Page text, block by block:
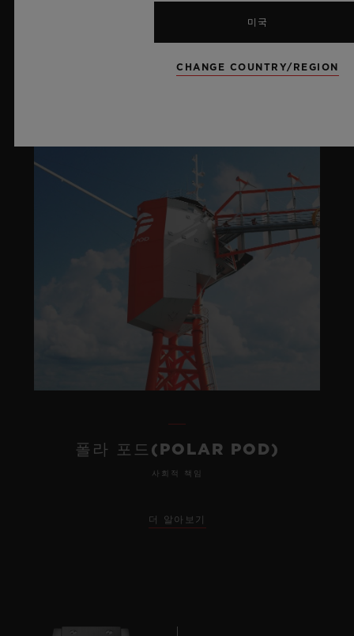
SOCIAL RESPONSIBILITY
폴라 포드(POLAR POD)
사회적 책임
더 알아보기
미국
CHANGE COUNTRY/REGION